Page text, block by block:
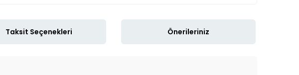
Taksit Seçenekleri Önerileriniz